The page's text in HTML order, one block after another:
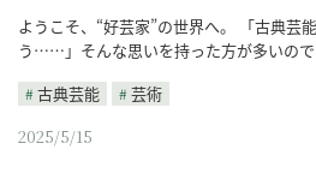
ようこそ、“好芸家”の世界へ。 「古典芸
う……」そんな思いを持った方が多いの
古典芸能
芸術
2025/5/15